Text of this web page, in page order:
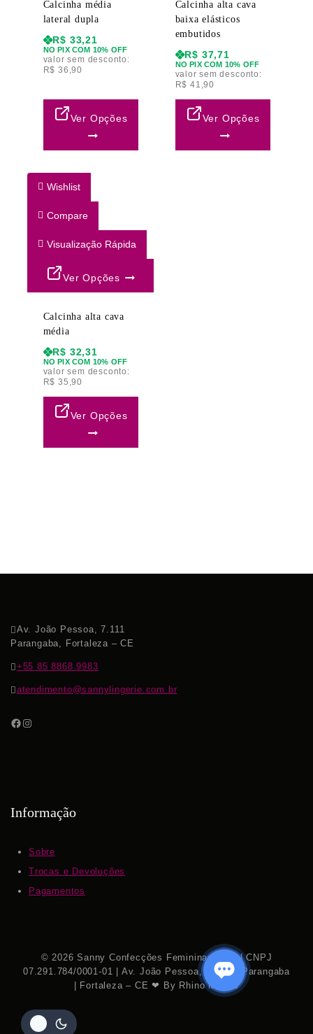
Calcinha média
lateral dupla
R$ 33,21
NO PIX COM 10% OFF
valor sem desconto:
R$ 36,90
Ver Opções
Calcinha alta cava
baixa elásticos
embutidos
R$ 37,71
NO PIX COM 10% OFF
valor sem desconto:
R$ 41,90
Ver Opções
Wishlist
Compare
Visualização Rápida
Ver Opções
Calcinha alta cava
média
R$ 32,31
NO PIX COM 10% OFF
valor sem desconto:
R$ 35,90
Ver Opções
Av. João Pessoa, 7.111
Parangaba, Fortaleza – CE
+55 85 8868.9983
atendimento@sannylingerie.com.br
Informação
Sobre
Trocas e Devoluções
Pagamentos
© 2026 Sanny Confecções Femininas S.A. | CNPJ
07.291.784/0001-01 | Av. João Pessoa, 7.111 – Parangaba
| Fortaleza – CE ❤ By Rhino Mídias